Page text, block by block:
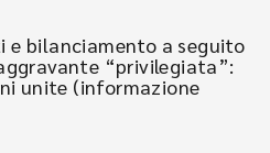
bilanciamento a seguito
“privilegiata”:
unite (informazione